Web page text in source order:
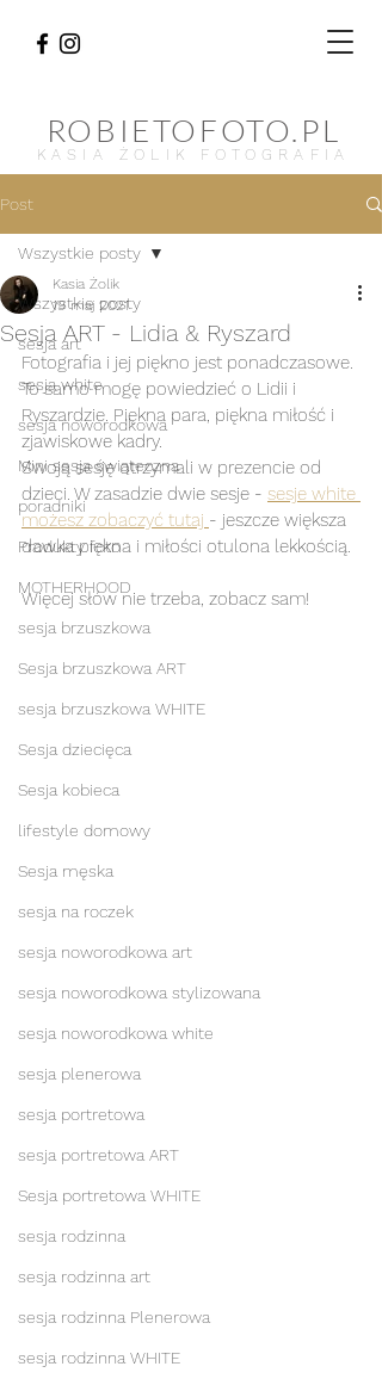
ROBIETOFOTO.PL
KASIA ŻOLIK FOTOGRAFIA
Post
Wszystkie posty
sesja art
sesja white
sesja noworodkowa
Mini sesja świąteczna
poradniki
Produkty foto
MOTHERHOOD
sesja brzuszkowa
Sesja brzuszkowa ART
sesja brzuszkowa WHITE
Sesja dziecięca
Sesja kobieca
lifestyle domowy
Sesja męska
sesja na roczek
sesja noworodkowa art
sesja noworodkowa stylizowana
sesja noworodkowa white
sesja plenerowa
sesja portretowa
sesja portretowa ART
Sesja portretowa WHITE
sesja rodzinna
sesja rodzinna art
sesja rodzinna Plenerowa
sesja rodzinna WHITE
Wszystkie posty
Sesja ART - Lidia & Ryszard
Kasia Żolik
19 maj 2021
Fotografia i jej piękno jest ponadczasowe.
To samo mogę powiedzieć o Lidii i
Ryszardzie. Piękna para, piękna miłość i
zjawiskowe kadry.
Swoją sesję otrzymali w prezencie od
dzieci. W zasadzie dwie sesje - sesje white
możesz zobaczyć tutaj - jeszcze większa
dawka piękna i miłości otulona lekkością.
Więcej słów nie trzeba, zobacz sam!